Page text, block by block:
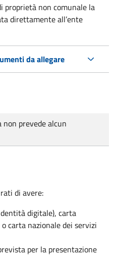
proprietà non comunale la
direttamente all’ente
da allegare
prevede alcun
di avere:
digitale), carta
carta nazionale dei servizi
per la presentazione